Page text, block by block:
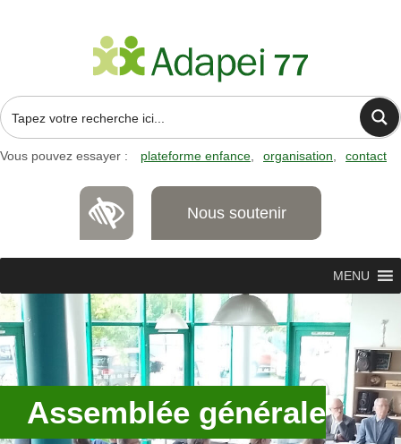
Vous pouvez essayer : plateforme enfance organisation contact
Nous soutenir
MENU
Assemblée générale